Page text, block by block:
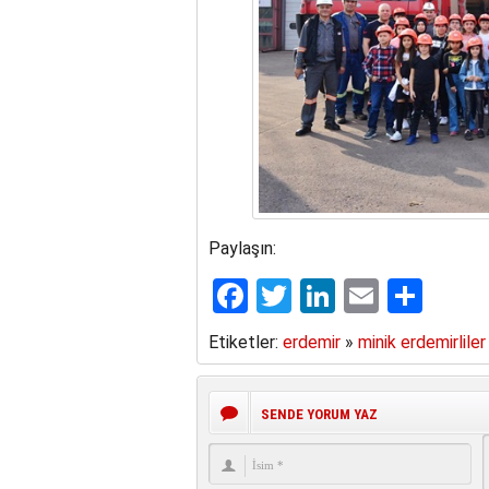
Paylaşın:
Facebook
Twitter
LinkedIn
Email
Etiketler: erdemir» minik erdemirliler
SENDE YORUM YAZ